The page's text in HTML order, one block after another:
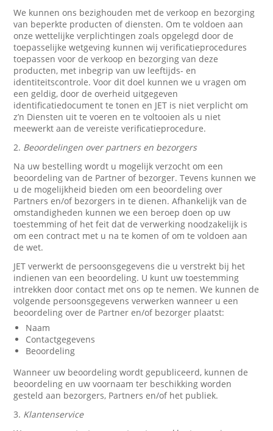
We kunnen ons bezighouden met de verkoop en bezorging
van beperkte producten of diensten. Om te voldoen aan
onze wettelijke verplichtingen zoals opgelegd door de
toepasselijke wetgeving kunnen wij verificatieprocedures
toepassen voor de verkoop en bezorging van deze
producten, met inbegrip van uw leeftijds- en
identiteitscontrole. Voor dit doel kunnen we u vragen om
een geldig, door de overheid uitgegeven
identificatiedocument te tonen en JET is niet verplicht om
z’n Diensten uit te voeren en te voltooien als u niet
meewerkt aan de vereiste verificatieprocedure.
2. Beoordelingen over partners en bezorgers
Na uw bestelling wordt u mogelijk verzocht om een
beoordeling van de Partner of bezorger. Tevens kunnen we
u de mogelijkheid bieden om een beoordeling over
Partners en/of bezorgers in te dienen. Afhankelijk van de
omstandigheden kunnen we een beroep doen op uw
toestemming of het feit dat de verwerking noodzakelijk is
om een contract met u na te komen of om te voldoen aan
de wet.
JET verwerkt de persoonsgegevens die u verstrekt bij het
indienen van een beoordeling. U kunt uw toestemming
intrekken door contact met ons op te nemen. We kunnen de
volgende persoonsgegevens verwerken wanneer u een
beoordeling over de Partner en/of bezorger plaatst:
Naam
Contactgegevens
Beoordeling
Wanneer uw beoordeling wordt gepubliceerd, kunnen de
beoordeling en uw voornaam ter beschikking worden
gesteld aan bezorgers, Partners en/of het publiek.
3. Klantenservice